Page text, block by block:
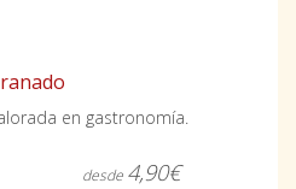
en gastronomía.
desde 4,90€